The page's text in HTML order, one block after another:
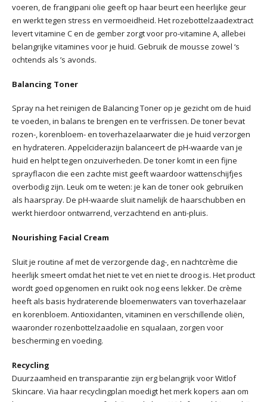
voeren, de frangipani olie geeft op haar beurt een heerlijke geur
en werkt tegen stress en vermoeidheid. Het rozebottelzaadextract
levert vitamine C en de gember zorgt voor pro-vitamine A, allebei
belangrijke vitamines voor je huid. Gebruik de mousse zowel ‘s
ochtends als ’s avonds.
Balancing Toner
Spray na het reinigen de Balancing Toner op je gezicht om de huid
te voeden, in balans te brengen en te verfrissen. De toner bevat
rozen-, korenbloem- en toverhazelaarwater die je huid verzorgen
en hydrateren. Appelciderazijn balanceert de pH-waarde van je
huid en helpt tegen onzuiverheden. De toner komt in een fijne
sprayflacon die een zachte mist geeft waardoor wattenschijfjes
overbodig zijn. Leuk om te weten: je kan de toner ook gebruiken
als haarspray. De pH-waarde sluit namelijk de haarschubben en
werkt hierdoor ontwarrend, verzachtend en anti-pluis.
Nourishing Facial Cream
Sluit je routine af met de verzorgende dag-, en nachtcrème die
heerlijk smeert omdat het niet te vet en niet te droog is. Het product
wordt goed opgenomen en ruikt ook nog eens lekker. De crème
heeft als basis hydraterende bloemenwaters van toverhazelaar
en korenbloem. Antioxidanten, vitaminen en verschillende oliën,
waaronder rozenbottelzaadolie en squalaan, zorgen voor
bescherming en voeding.
Recycling
Duurzaamheid en transparantie zijn erg belangrijk voor Witlof
Skincare. Via haar recyclingplan moedigt het merk kopers aan om